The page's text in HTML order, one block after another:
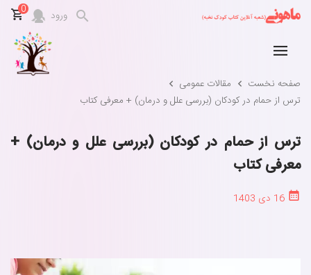
ورود 0
صفحه نخست
مقالات عمومی
ترس از حمام در کودکان (بررسی علل و درمان) + معرفی کتاب
ترس از حمام در کودکان (بررسی علل و درمان) +
معرفی کتاب